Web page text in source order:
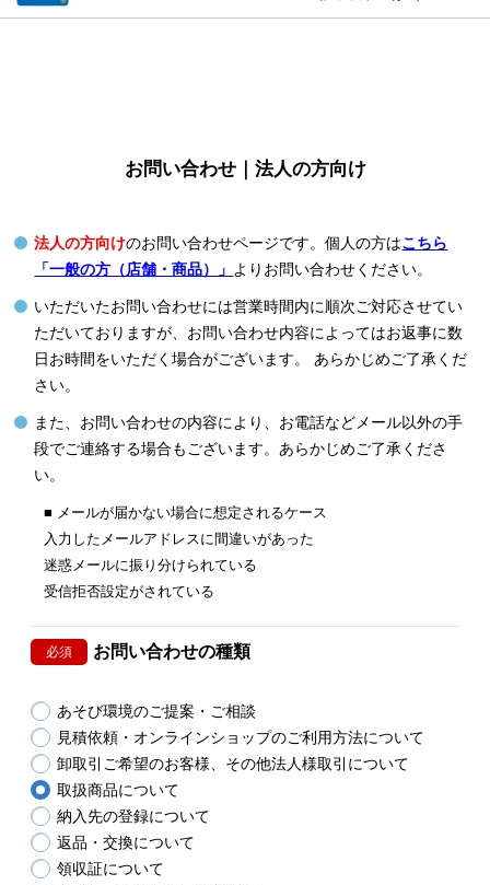
お問い合わせ｜法人の方向け
法人の方向けのお問い合わせページです。個人の方はこちら
「一般の方（店舗・商品）」 よりお問い合わせください。
いただいたお問い合わせには営業時間内に順次ご対応させてい
ただいておりますが、お問い合わせ内容によってはお返事に数
日お時間をいただく場合がございます。 あらかじめご了承くだ
さい。
また、お問い合わせの内容により、お電話などメール以外の手
段でご連絡する場合もございます。あらかじめご了承くださ
い。
■ メールが届かない場合に想定されるケース
入力したメールアドレスに間違いがあった
迷惑メールに振り分けられている
受信拒否設定がされている
必須 お問い合わせの種類
あそび環境のご提案・ご相談
見積依頼・オンラインショップのご利用方法について
卸取引ご希望のお客様、その他法人様取引について
取扱商品について
納入先の登録について
返品・交換について
領収証について